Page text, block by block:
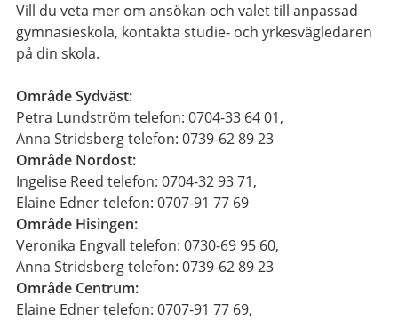
Vill du veta mer om ansökan och valet till anpassad
gymnasieskola, kontakta studie- och yrkesvägledaren
på din skola.
Område Sydväst:
Petra Lundström telefon: 0704-33 64 01,
Anna Stridsberg telefon: 0739-62 89 23
Område Nordost:
Ingelise Reed telefon: 0704-32 93 71,
Elaine Edner telefon: 0707-91 77 69
Område Hisingen:
Veronika Engvall telefon: 0730-69 95 60,
Anna Stridsberg telefon: 0739-62 89 23
Område Centrum:
Elaine Edner telefon: 0707-91 77 69,